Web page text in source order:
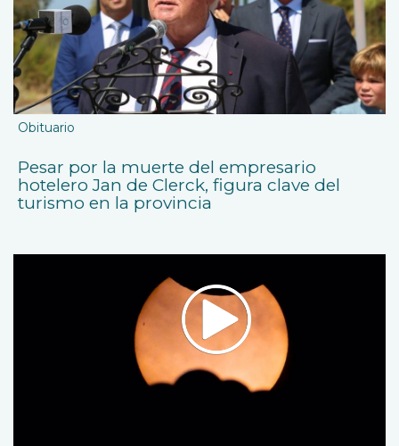
Obituario
Pesar por la muerte del empresario
hotelero Jan de Clerck, figura clave del
turismo en la provincia